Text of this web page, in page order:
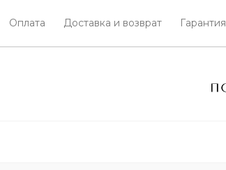
Оплата Доставка и возврат Гарантия